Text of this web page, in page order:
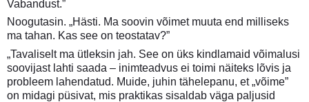
Vabandust.”
Noogutasin. „Hästi. Ma soovin võimet muuta end milliseks
ma tahan. Kas see on teostatav?”
„Tavaliselt ma ütleksin jah. See on üks kindlamaid võimalusi
soovijast lahti saada – inimteadvus ei toimi näiteks lõvis ja
probleem lahendatud. Muide, juhin tähelepanu, et „võime”
on midagi püsivat, mis praktikas sisaldab väga paljusid